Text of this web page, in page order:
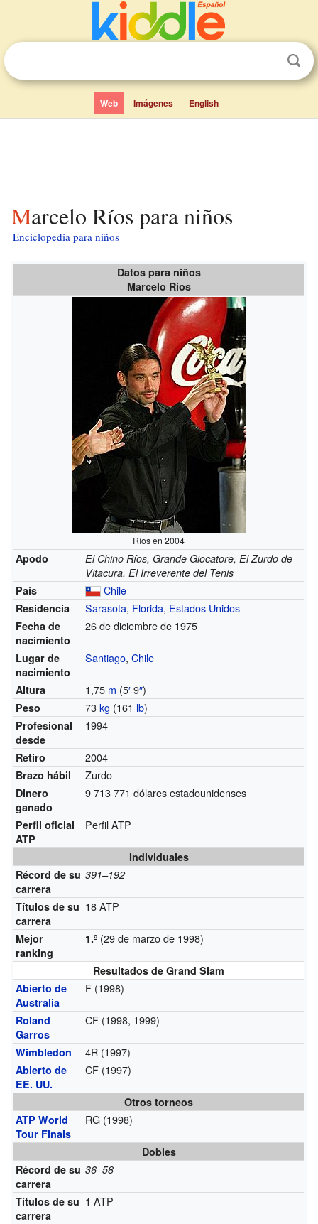
Web Imágenes English
Marcelo Ríos para niños
Enciclopedia para niños
Datos para niños
Marcelo Ríos
Ríos en 2004
Apodo
El Chino Ríos, Grande Giocatore, El Zurdo de
Vitacura, El Irreverente del Tenis
País
Chile
Residencia Sarasota, Florida, Estados Unidos
Fecha de
nacimiento
26 de diciembre de 1975
Lugar de
nacimiento
Santiago,Chile
Altura 1,75 m (5′9″)
Peso 73kg (161 lb)
Profesional
desde
1994
Retiro 2004
Brazo hábil Zurdo
Dinero
ganado
9 713 771 dólares estadounidenses
Perfil oficial
ATP
Perfil ATP
Individuales
Récord de su
carrera
391–192
Títulos de su
carrera
18 ATP
Mejor
ranking
1.º (29 de marzo de 1998)
Resultados de Grand Slam
Abierto de
Australia
F (1998)
Roland
Garros
CF (1998, 1999)
Wimbledon 4R (1997)
Abierto de
EE. UU.
CF (1997)
Otros torneos
ATP World
Tour Finals
RG (1998)
Dobles
Récord de su
carrera
36–58
Títulos de su
carrera
1 ATP